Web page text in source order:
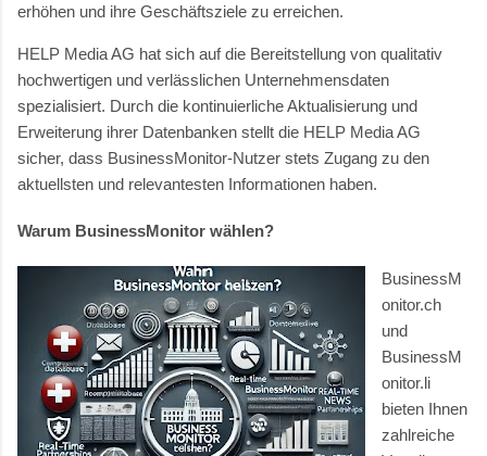
erhöhen und ihre Geschäftsziele zu erreichen.
HELP Media AG hat sich auf die Bereitstellung von qualitativ
hochwertigen und verlässlichen Unternehmensdaten
spezialisiert. Durch die kontinuierliche Aktualisierung und
Erweiterung ihrer Datenbanken stellt die HELP Media AG
sicher, dass BusinessMonitor-Nutzer stets Zugang zu den
aktuellsten und relevantesten Informationen haben.
Warum BusinessMonitor wählen?
BusinessM
onitor.ch
und
BusinessM
onitor.li
bieten Ihnen
zahlreiche